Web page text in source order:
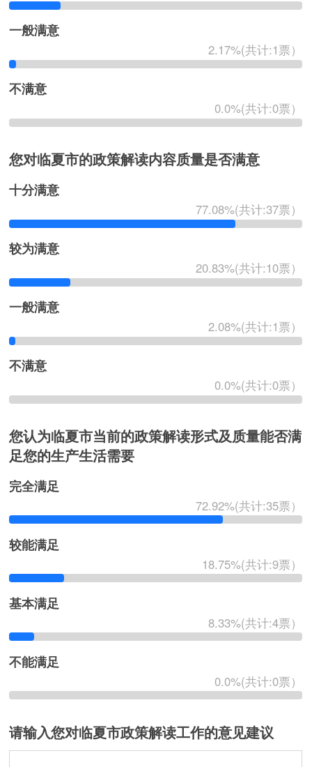
一般满意
2.17%(共计:1票）
不满意
0.0%(共计:0票）
您对临夏市的政策解读内容质量是否满意
十分满意
77.08%(共计:37票）
较为满意
20.83%(共计:10票）
一般满意
2.08%(共计:1票）
不满意
0.0%(共计:0票）
您认为临夏市当前的政策解读形式及质量能否满
足您的生产生活需要
完全满足
72.92%(共计:35票）
较能满足
18.75%(共计:9票）
基本满足
8.33%(共计:4票）
不能满足
0.0%(共计:0票）
请输入您对临夏市政策解读工作的意见建议